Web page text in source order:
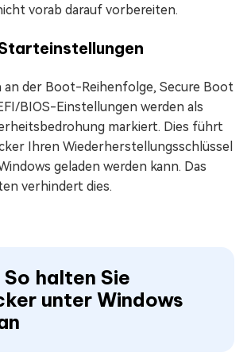
vorab darauf vorbereiten.
an der Boot-Reihenfolge, Secure Boot
BIOS-Einstellungen werden als
markiert. Dies führt
Ihren Wiederherstellungsschlüssel
geladen werden kann. Das
verhindert dies.
halten Sie
unter Windows